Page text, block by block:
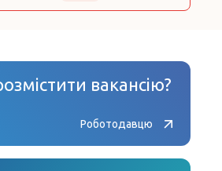
вакансію?
Роботодавцю